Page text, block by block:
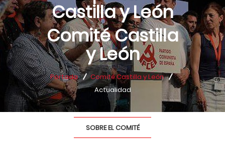
Castilla y León
Comité Castilla
y León
Portada
Comité Castilla y León
Actualidad
SOBRE EL COMITÉ